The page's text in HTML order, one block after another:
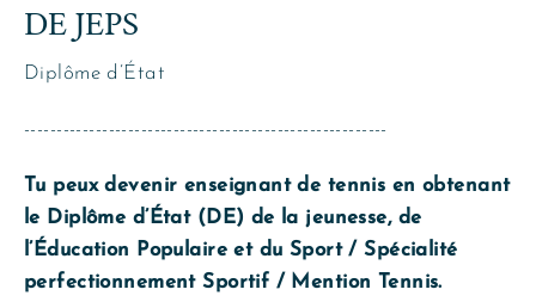
DE JEPS
Diplôme d’État
--------------------------------------------------------
Tu peux devenir enseignant de tennis en obtenant
le Diplôme d’État (DE) de la jeunesse, de
l’Éducation Populaire et du Sport / Spécialité
perfectionnement Sportif / Mention Tennis.